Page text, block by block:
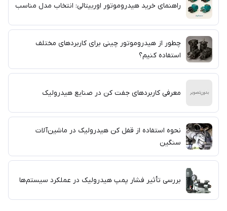
راهنمای خرید هیدروموتور اوربیتالی: انتخاب مدل مناسب
چطور از هیدروموتور چینی برای کاربردهای مختلف
استفاده کنیم؟
معرفی کاربردهای جفت کن در صنایع هیدرولیک
نحوه استفاده از قفل کن هیدرولیک در ماشین‌آلات
سنگین
بررسی تأثیر فشار پمپ هیدرولیک در عملکرد سیستم‌ها